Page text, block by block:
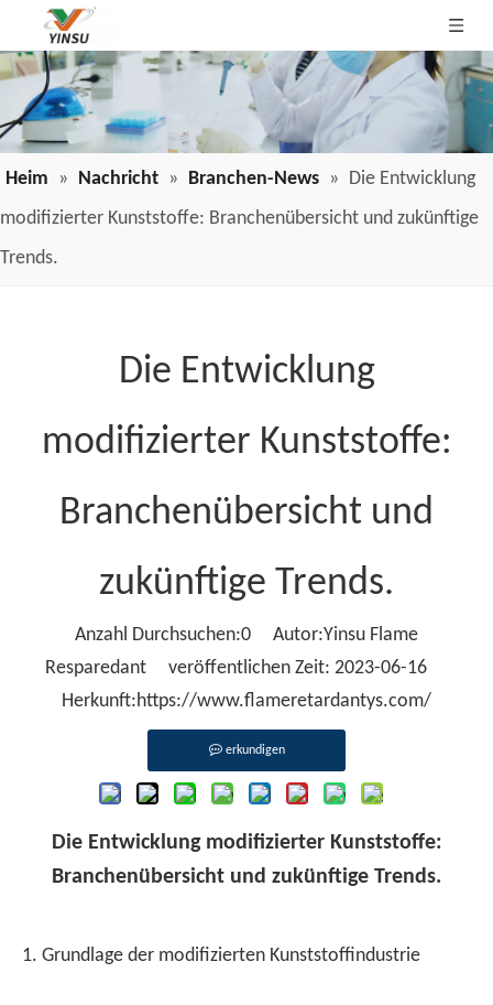
Heim » Nachricht » Branchen-News » Die Entwicklung
modifizierter Kunststoffe: Branchenübersicht und zukünftige
Trends.
Die Entwicklung
modifizierter Kunststoffe:
Branchenübersicht und
zukünftige Trends.
Anzahl Durchsuchen:0 Autor:Yinsu Flame
Resparedant veröffentlichen Zeit: 2023-06-16
Herkunft:https://www.flameretardantys.com/
erkundigen
Die Entwicklung modifizierter Kunststoffe:
Branchenübersicht und zukünftige Trends.
1. Grundlage der modifizierten Kunststoffindustrie